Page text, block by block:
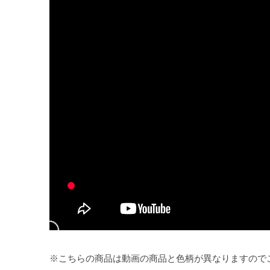
※こちらの商品は動画の商品と色柄が異なりますので